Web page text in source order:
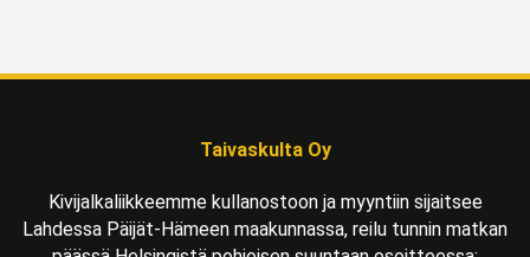
Taivaskulta Oy
Kivijalkaliikkeemme kullanostoon ja myyntiin sijaitsee
Lahdessa Päijät-Hämeen maakunnassa, reilu tunnin matkan